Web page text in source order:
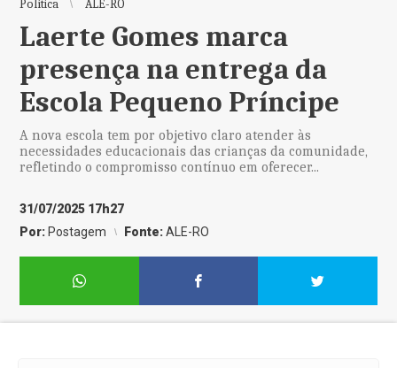
Política ALE-RO
Laerte Gomes marca
presença na entrega da
Escola Pequeno Príncipe
A nova escola tem por objetivo claro atender às
necessidades educacionais das crianças da comunidade,
refletindo o compromisso contínuo em oferecer...
31/07/2025 17h27
Por: Postagem Fonte:ALE-RO